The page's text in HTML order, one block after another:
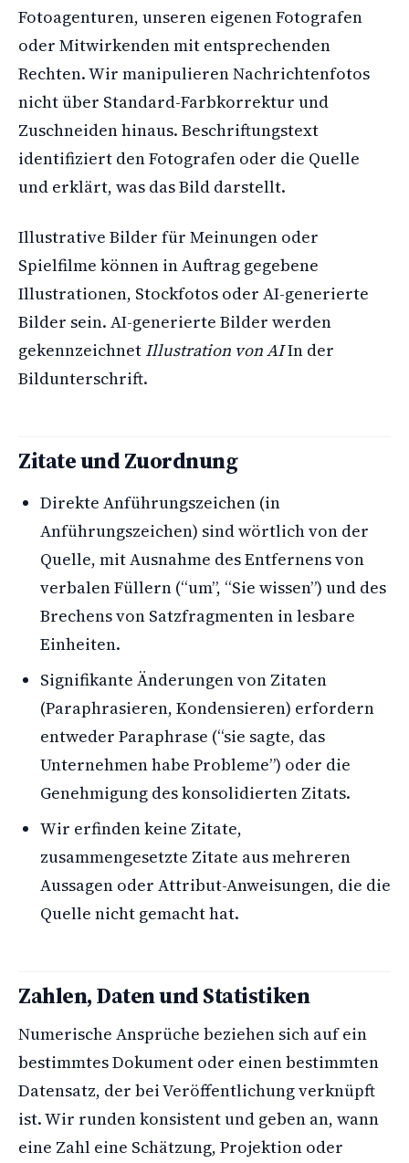
Fotoagenturen, unseren eigenen Fotografen
oder Mitwirkenden mit entsprechenden
Rechten. Wir manipulieren Nachrichtenfotos
nicht über Standard-Farbkorrektur und
Zuschneiden hinaus. Beschriftungstext
identifiziert den Fotografen oder die Quelle
und erklärt, was das Bild darstellt.
Illustrative Bilder für Meinungen oder
Spielfilme können in Auftrag gegebene
Illustrationen, Stockfotos oder AI-generierte
Bilder sein. AI-generierte Bilder werden
gekennzeichnetIllustration von AIIn der
Bildunterschrift.
Zitate und Zuordnung
Direkte Anführungszeichen (in
Anführungszeichen) sind wörtlich von der
Quelle, mit Ausnahme des Entfernens von
verbalen Füllern (“um”, “Sie wissen”) und des
Brechens von Satzfragmenten in lesbare
Einheiten.
Signifikante Änderungen von Zitaten
(Paraphrasieren, Kondensieren) erfordern
entweder Paraphrase (“sie sagte, das
Unternehmen habe Probleme”) oder die
Genehmigung des konsolidierten Zitats.
Wir erfinden keine Zitate,
zusammengesetzte Zitate aus mehreren
Aussagen oder Attribut-Anweisungen, die die
Quelle nicht gemacht hat.
Zahlen, Daten und Statistiken
Numerische Ansprüche beziehen sich auf ein
bestimmtes Dokument oder einen bestimmten
Datensatz, der bei Veröffentlichung verknüpft
ist. Wir runden konsistent und geben an, wann
eine Zahl eine Schätzung, Projektion oder